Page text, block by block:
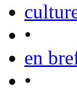
•
en
•